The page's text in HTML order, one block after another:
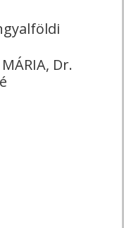
Dr.